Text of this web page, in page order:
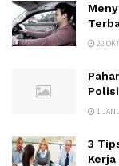
20
1
3
Kerja